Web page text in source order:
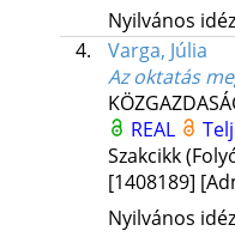
Nyilvános
4.
Varga, Júlia
Az oktatás
REAL
Szakcikk
[1408189]
Nyilvános